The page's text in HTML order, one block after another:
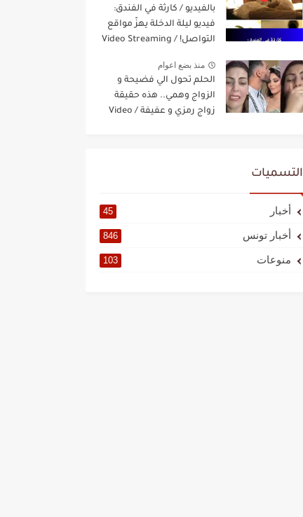
بالفيديو / كارثة في الفندق:
فيديو ليلة الدخلة يهزّ مواقع
التواصل! / Video Streaming
منذ بضع اعوام
الحلم تحول الي فضيحة و
الزواج وهمي.. هذه حقيقة
زواج رمزي و عفيفة / Video
التسميات
أخبار 45
أخبار تونس 846
منوعات 103